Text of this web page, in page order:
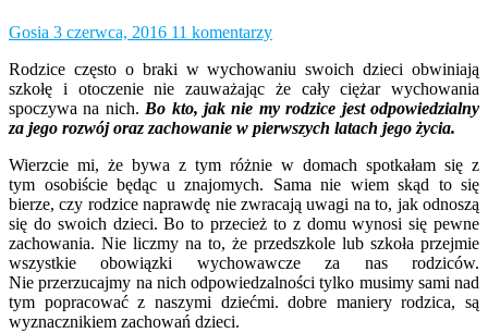
Gosia 3 czerwca, 2016 11 komentarzy
Rodzice często o braki w wychowaniu swoich dzieci obwiniają
szkołę i otoczenie nie zauważając że cały ciężar wychowania
spoczywa na nich. Bo kto, jak nie my rodzice jest odpowiedzialny
za jego rozwój oraz zachowanie w pierwszych latach jego życia.
Wierzcie mi, że bywa z tym różnie w domach spotkałam się z
tym osobiście będąc u znajomych. Sama nie wiem skąd to się
bierze, czy rodzice naprawdę nie zwracają uwagi na to, jak odnoszą
się do swoich dzieci. Bo to przecież to z domu wynosi się pewne
zachowania. Nie liczmy na to, że przedszkole lub szkoła przejmie
wszystkie obowiązki wychowawcze za nas rodziców.
Nie przerzucajmy na nich odpowiedzalności tylko musimy sami nad
tym popracować z naszymi dziećmi. dobre maniery rodzica, są
wyznacznikiem zachowań dzieci.